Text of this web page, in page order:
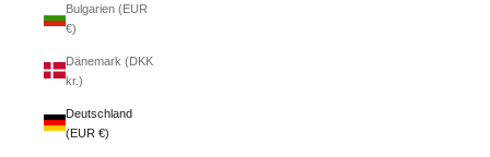
Bulgarien (EUR
€)
Dänemark (DKK
kr.)
Deutschland
(EUR €)